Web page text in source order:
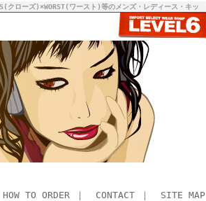
ーズ)×WORST(ワースト)等のメンズ・レディース・キッ
HOW TO ORDER ｜ CONTACT ｜ SITE MAP